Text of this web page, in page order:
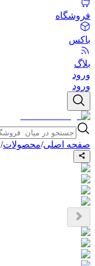
فروشگاه
باکس
بلاگ
ورود
ورود
صفحه اصلی/محصولات/